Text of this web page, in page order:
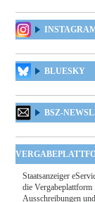
BLUESKY
BSZ-
Staatsanzeiger
die
Ausschreibungen